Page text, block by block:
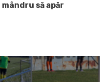
să apăr